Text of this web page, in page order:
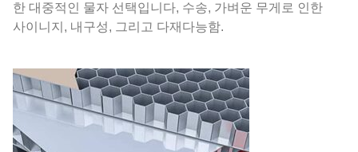
한 대중적인 물자 선택입니다, 수송, 가벼운 무게로 인한
사이니지, 내구성, 그리고 다재다능함.